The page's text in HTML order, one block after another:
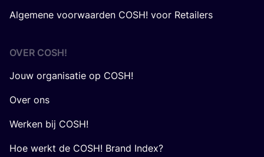
Algemene voorwaarden COSH! voor Retailers
OVER COSH!
Jouw organisatie op COSH!
Over ons
Werken bij COSH!
Hoe werkt de COSH! Brand Index?